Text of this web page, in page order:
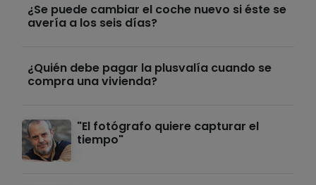
¿Se puede cambiar el coche nuevo si éste se
avería a los seis días?
¿Quién debe pagar la plusvalía cuando se
compra una vivienda?
"El fotógrafo quiere capturar el
tiempo"